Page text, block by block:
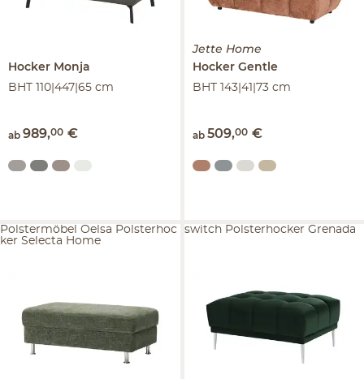
Hocker Monja
BHT 110|447|65 cm
ab 989,00 €
Jette Home
Hocker Gentle
BHT 143|41|73 cm
ab 509,00 €
Polstermöbel Oelsa Polsterhoc
ker Selecta Home
switch Polsterhocker Grenada